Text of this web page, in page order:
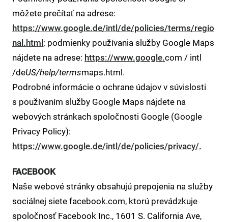
môžete prečítať na adrese:
https://www.google.de/intl/de/policies/terms/regio
nal.html; podmienky používania služby Google Maps
nájdete na adrese: https://www.google.com / intl
/deUS/help/termsmaps.html.
Podrobné informácie o ochrane údajov v súvislosti
s používaním služby Google Maps nájdete na
webových stránkach spoločnosti Google (Google
Privacy Policy):
https://www.google.de/intl/de/policies/privacy/.
FACEBOOK
Naše webové stránky obsahujú prepojenia na služby
sociálnej siete facebook.com, ktorú prevádzkuje
spoločnosť Facebook Inc., 1601 S. California Ave,